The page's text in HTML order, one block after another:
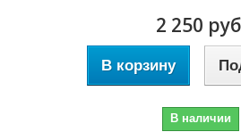
2 250
В корзину
В наличии